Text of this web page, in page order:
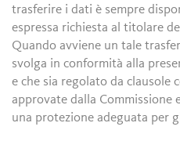
trasferire i dati è sempre
espressa richiesta al titolare
Quando avviene un tale
svolga in conformità alla
e che sia regolato da clausole
approvate dalla Commissione
una protezione adeguata per